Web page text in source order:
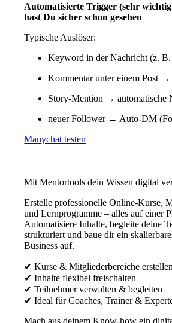
Automatisierte Trigger (sehr
hast Du sicher schon gesehen
Typische Auslöser:
Keyword in der Nachricht (z.
Kommentar unter einem Post
Story-Mention → automatische
neuer Follower → Auto-DM
Manychat testen
Mit Mentortools dein Wissen digital
Erstelle professionelle Online-Kurse,
und Lernprogramme – alles auf einer
Automatisiere Inhalte, begleite deine
strukturiert und baue dir ein
Business auf.
✔ Kurse & Mitgliederbereiche erstellen
✔ Inhalte flexibel freischalten
✔ Teilnehmer verwalten & begleiten
✔ Ideal für Coaches, Trainer &
Mach aus deinem Know-how ein